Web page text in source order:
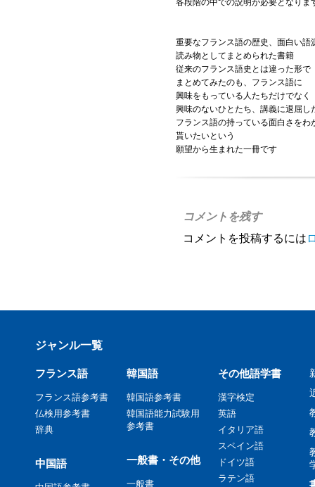
各段階の中での説明が必要となりま
重要なフランス語の歴史、面白い語
読み物としてまとめられた書籍
従来のフランス語史とは違った形で
まとめてみたのも、フランス語に
興味をもっている人たちだけでなく
興味のないひとたち、講義に退屈し
フランス語の持っている面白さをわ
貰いたいという
願望から生まれた一冊です
コメントを残す
コメントを投稿するには
ジャンル一覧
フランス語
フランス語参考書
仏検用参考書
辞典
中国語
韓国語
韓国語参考書
韓国語能力試験用
参考書
一般書・その他
一般書
その他語学書
漢字検定
英語
イタリア語
スペイン語
ドイツ語
ラテン語